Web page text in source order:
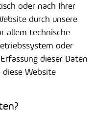
oder nach Ihrer
durch unsere
allem technische
oder
dieser Daten
Website